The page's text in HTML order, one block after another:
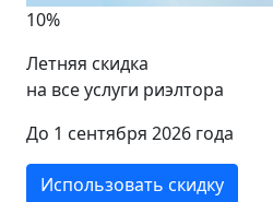
10%
Летняя скидка
на все услуги риэлтора
До 1 сентября 2026 года
Использовать скидку